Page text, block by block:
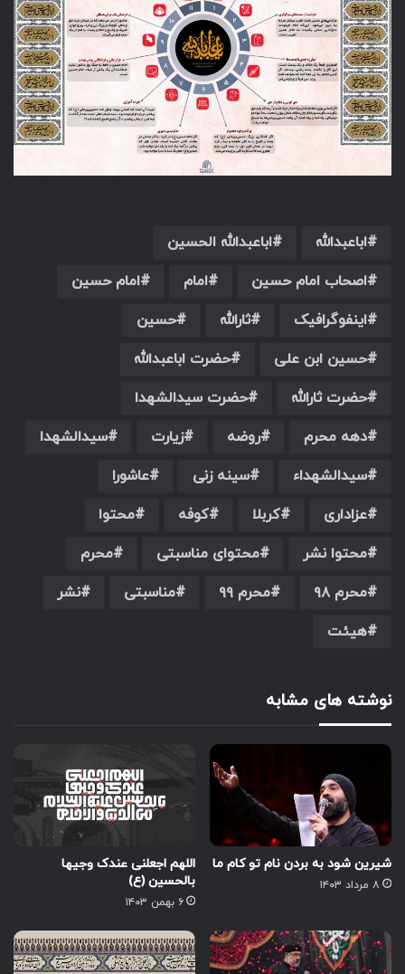
اباعبدالله
اباعبدالله الحسین
اصحاب امام حسین
امام
امام حسین
اینفوگرافیک
ثارالله
حسین
حسین ابن علی
حضرت اباعبدالله
حضرت ثارالله
حضرت سیدالشهدا
دهه محرم
روضه زیارت
سیدالشهدا
سیدالشهداء
سینه زنی
عاشورا
عزاداری
کربلا کوفه
محتوا
محتوا نشر
محتوای مناسبتی
محرم
محرم ۹۸
محرم ۹۹ مناسبتی
نشر
هیئت
نوشته های مشابه
شیرین شود به بردن نام تو کام ما
۸ مرداد ۱۴۰۳
اللهم اجعلنی عندک وجیها
بالحسین (ع)
۶ بهمن ۱۴۰۳